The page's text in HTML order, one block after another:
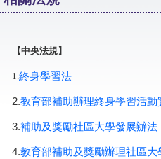
課程一覽表
友站連結
網路選課
學員專區
【中央法規】
1. 終身學習法
2.教育部補助辦理終身學習活動
3.補助及獎勵社區大學發展辦法
4.教育部補助及獎勵辦理社區大